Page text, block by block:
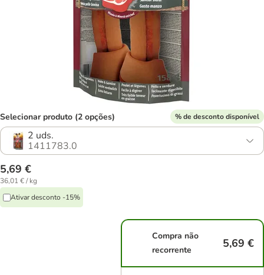
Selecionar produto (2 opções) % de desconto disponível
2 uds.
1411783.0
5,69 €
36,01 € / kg
Ativar desconto -15%
Compra não
recorrente
5,69 €